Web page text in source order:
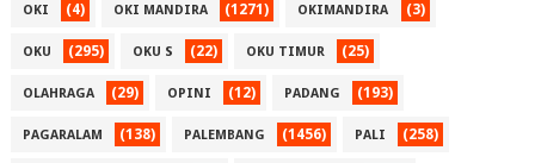
OKI (4) OKI MANDIRA (1271) OKIMANDIRA (3)
OKU (295) OKU S (22) OKU TIMUR (25)
OLAHRAGA (29) OPINI (12) PADANG (193)
PAGARALAM (138) PALEMBANG (1456) PALI (258)